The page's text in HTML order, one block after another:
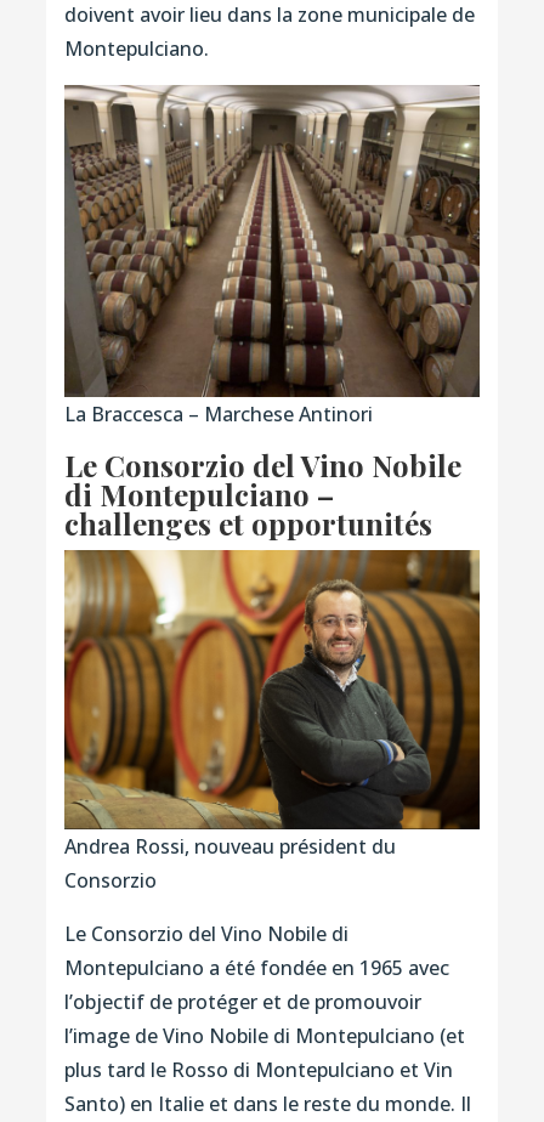
doivent avoir lieu dans la zone municipale de
Montepulciano.
La Braccesca – Marchese Antinori
Le Consorzio del Vino Nobile
di Montepulciano –
challenges et opportunités
Andrea Rossi, nouveau président du
Consorzio
Le Consorzio del Vino Nobile di
Montepulciano a été fondée en 1965 avec
l’objectif de protéger et de promouvoir
l’image de Vino Nobile di Montepulciano (et
plus tard le Rosso di Montepulciano et Vin
Santo) en Italie et dans le reste du monde. Il